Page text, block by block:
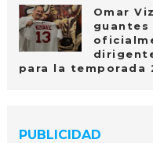
Omar
guantes
para la temporada
PUBLICIDAD